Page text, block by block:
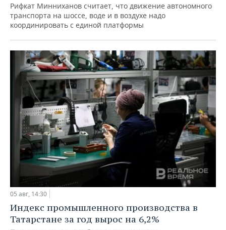
Рифкат Минниханов считает, что движение автономного
транспорта на шоссе, воде и в воздухе надо
координировать с единой платформы
05 авг, 14:30
Индекс промышленного производства в
Татарстане за год вырос на 6,2%